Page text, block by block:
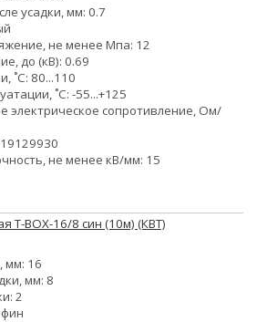
усадки, мм: 0.7
не менее Мпа: 12
до (кВ): 0.69
˚С: 80...110
˚С: -55...+125
электрическое сопротивление, Ом/
не менее кВ/мм: 15
Т-BOX-16/8 син (10м) (КВТ)
мм: 16
мм: 8
2